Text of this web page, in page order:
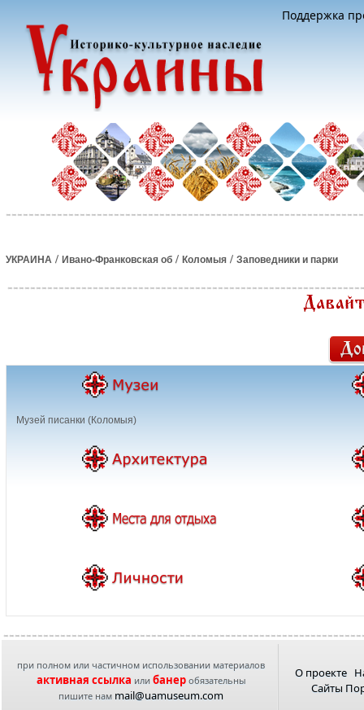
Поддержка
УКРАИНА / Ивано-Франковская об / Коломыя / Заповедники и парки
Музей писанки (Коломыя)
при полном или частичном использовании материалов
активная ссылка или банеробязательны
пишите нам mail@uamuseum.com
О проекте
Сайты